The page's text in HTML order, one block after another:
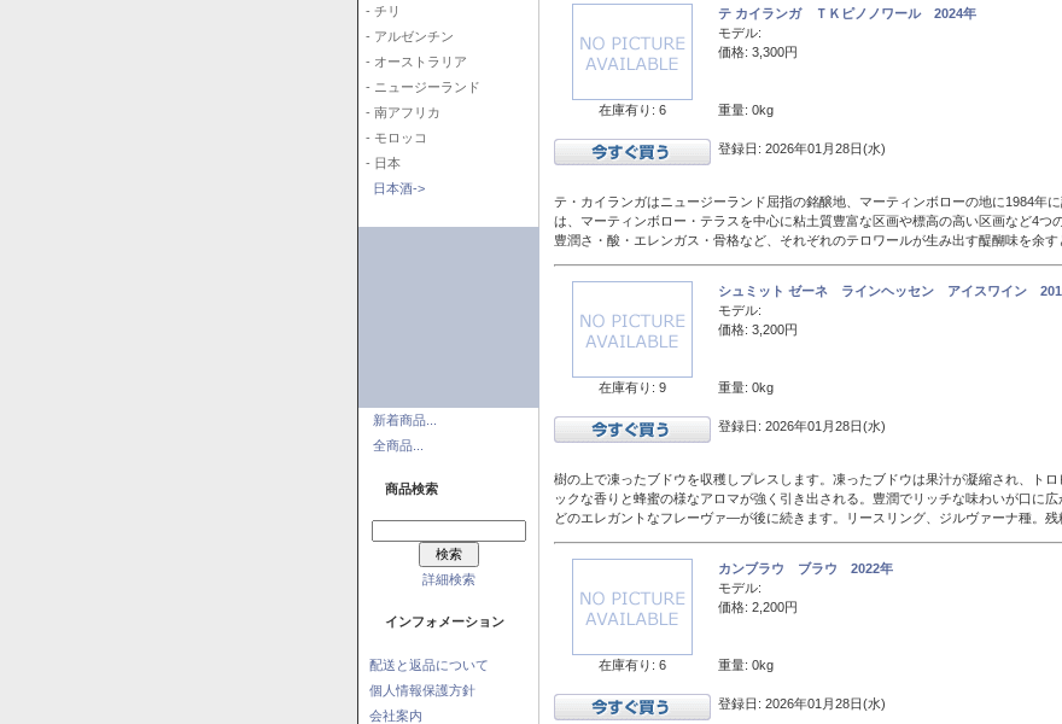
- チリ
- アルゼンチン
- オーストラリア
- ニュージーランド
- 南アフリカ
- モロッコ
- 日本
日本酒->
新着商品...
全商品...
商品検索
詳細検索
インフォメーション
配送と返品について
個人情報保護方針
会社案内
在庫有り: 6
テ カイランガ ＴＫピノノワール 2024年
モデル:
価格: 3,300円
重量: 0kg
登録日: 2026年01月28日(水)
テ・カイランガはニュージーランド屈指の銘醸地、マーティンボローの地に1984年
は、マーティンボロー・テラスを中心に粘土質豊富な区画や標高の高い区画など4つ
豊潤さ・酸・エレンガス・骨格など、それぞれのテロワールが生み出す醍醐味を余す
在庫有り: 9
シュミット ゼーネ ラインヘッセン アイスワイン
モデル:
価格: 3,200円
重量: 0kg
登録日: 2026年01月28日(水)
樹の上で凍ったブドウを収穫しプレスします。凍ったブドウは果汁が凝縮され、ト
ックな香りと蜂蜜の様なアロマが強く引き出される。豊潤でリッチな味わいが口に
どのエレガントなフレーヴァ―が後に続きます。リースリング、ジルヴァーナ種。残
在庫有り: 6
カンブラウ ブラウ 2022年
モデル:
価格: 2,200円
重量: 0kg
登録日: 2026年01月28日(水)